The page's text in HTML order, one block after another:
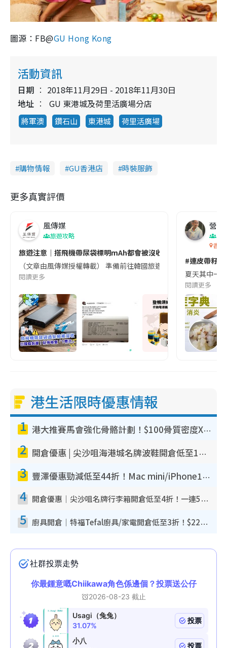
圖源：FB@GU Hong Kong
活動資訊
日期
2018年11月29日 - 2018年11月30日
地址
GU 東港城及荷里活廣場分店
將軍澳 鑽石山 東港城 荷里活廣場
購物情報 GU香港店 時裝服飾
更多真實評價
風傳媒
旅遊攻略
旅遊注意｜搭飛機帶尿袋標明mAh都會被沒收😱出發前切記檢查
（文章由風傳媒授權轉載） 準備前往韓國旅遊的民眾，近期要
閱讀更多
營養
香港
#連皮帶籽
夏天其中一
閱讀更多
港生活限時優惠情報
1 港大推賽馬會強化骨骼計劃！$100骨質密度X光檢查 完成免費運動訓練送超市禮券！附參加資格
2 開倉優惠 | 尖沙咀海港城名牌波鞋開倉低至1折！On鞋$899起／Joy&Peace鞋履$98起
3 豐澤優惠勁減低至44折！Mac mini/iPhone17Pro大減價！廚房家電$220起
4 開倉優惠｜尖沙咀名牌行李箱開倉低至4折！一連5日 American Tourister/ace./Hallmark $200起！
5 廚具開倉｜特福Tefal廚具/家電開倉低至3折！$220起買平底鍋/炒鑊/湯煲！電飯煲/吸塵機/燙斗$418起